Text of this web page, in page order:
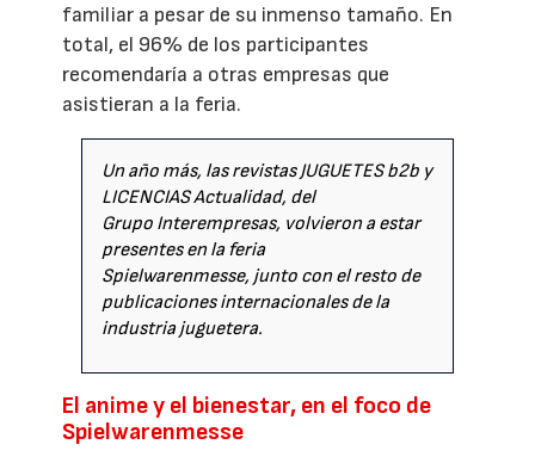
familiar a pesar de su inmenso tamaño. En
total, el 96% de los participantes
recomendaría a otras empresas que
asistieran a la feria.
Un año más, las revistas JUGUETES b2b y
LICENCIAS Actualidad, del
Grupo Interempresas, volvieron a estar
presentes en la feria
Spielwarenmesse, junto con el resto de
publicaciones internacionales de la
industria juguetera.
El anime y el bienestar, en el foco de
Spielwarenmesse